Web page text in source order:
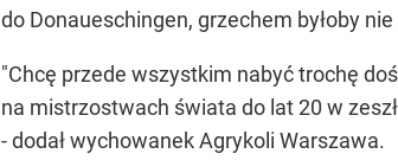
do Donaueschingen, grzechem byłoby
"Chcę przede wszystkim nabyć trochę
na mistrzostwach świata do lat 20 w
- dodał wychowanek Agrykoli Warszawa.